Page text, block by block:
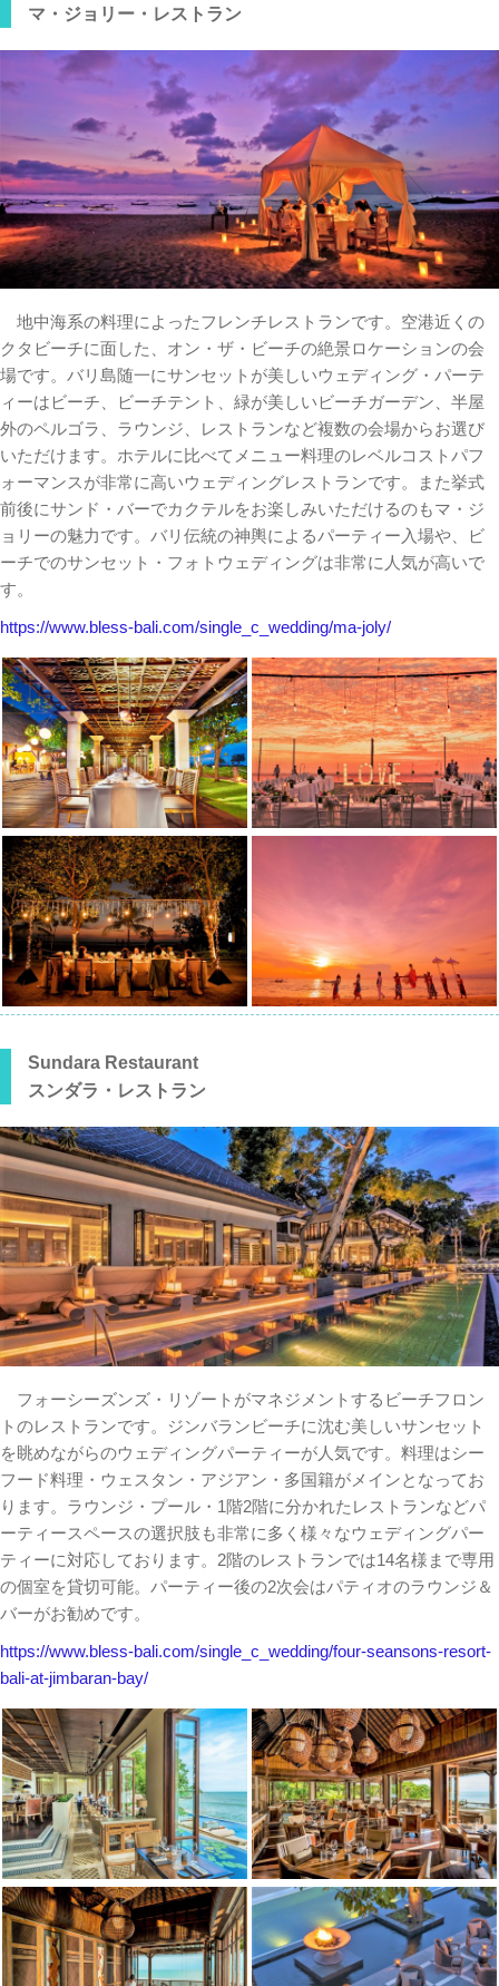
マ・ジョリー・レストラン
地中海系の料理によったフレンチレストランです。空港近くの
クタビーチに面した、オン・ザ・ビーチの絶景ロケーションの会
場です。バリ島随一にサンセットが美しいウェディング・パーテ
ィーはビーチ、ビーチテント、緑が美しいビーチガーデン、半屋
外のペルゴラ、ラウンジ、レストランなど複数の会場からお選び
いただけます。ホテルに比べてメニュー料理のレベルコストパフ
ォーマンスが非常に高いウェディングレストランです。また挙式
前後にサンド・バーでカクテルをお楽しみいただけるのもマ・ジ
ョリーの魅力です。バリ伝統の神輿によるパーティー入場や、ビ
ーチでのサンセット・フォトウェディングは非常に人気が高いで
す。
https://www.bless-bali.com/single_c_wedding/ma-joly/
Sundara Restaurant
スンダラ・レストラン
フォーシーズンズ・リゾートがマネジメントするビーチフロン
トのレストランです。ジンバランビーチに沈む美しいサンセット
を眺めながらのウェディングパーティーが人気です。料理はシー
フード料理・ウェスタン・アジアン・多国籍がメインとなってお
ります。ラウンジ・プール・1階2階に分かれたレストランなどパ
ーティースペースの選択肢も非常に多く様々なウェディングパー
ティーに対応しております。2階のレストランでは14名様まで専用
の個室を貸切可能。パーティー後の2次会はパティオのラウンジ＆
バーがお勧めです。
https://www.bless-bali.com/single_c_wedding/four-seansons-resort-
bali-at-jimbaran-bay/